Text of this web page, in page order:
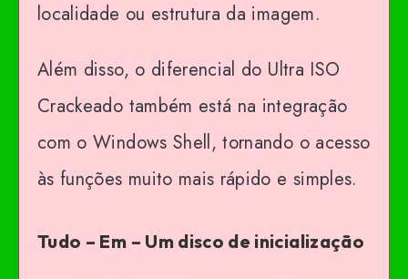
localidade ou estrutura da imagem.
Além disso, o diferencial do Ultra ISO
Crackeado também está na integração
com o Windows Shell, tornando o acesso
às funções muito mais rápido e simples.
Tudo – Em – Um disco de inicialização